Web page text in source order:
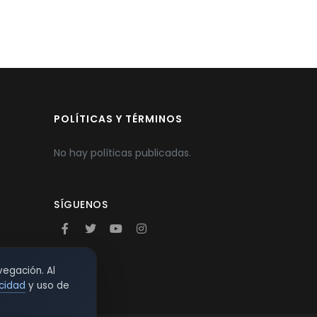
POLÍTICAS Y TÉRMINOS
No hay políticas publicadas.
SÍGUENOS
Al
y uso de